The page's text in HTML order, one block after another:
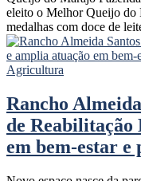
eleito o Melhor Queijo do
medalhas com doce de
Agricultura
Rancho
de Reabilitação
em bem-estar e